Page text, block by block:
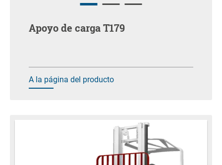
Apoyo de carga T179
A la página del producto